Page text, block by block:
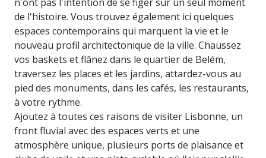
de l'histoire. Vous trouvez également ici quelques
espaces contemporains qui marquent la vie et le
nouveau profil architectonique de la ville. Chaussez
vos baskets et flânez dans le quartier de Belém,
traversez les places et les jardins, attardez-vous au
pied des monuments, dans les cafés, les restaurants,
à votre rythme.
Ajoutez à toutes ces raisons de visiter Lisbonne, un
front fluvial avec des espaces verts et une
atmosphère unique, plusieurs ports de plaisance et